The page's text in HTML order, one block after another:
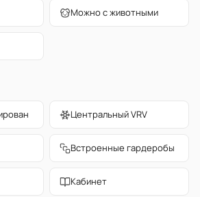
Можно с животными
Центральный VRV
Встроенные гардеробы
Кабинет